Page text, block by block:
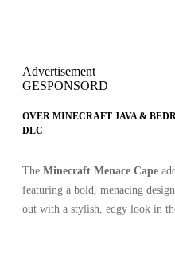
Advertisement
GESPONSORD
OVER MINECRAFT JAVA &
DLC
The Minecraft Menace Cape
featuring a bold, menacing
out with a stylish, edgy look in